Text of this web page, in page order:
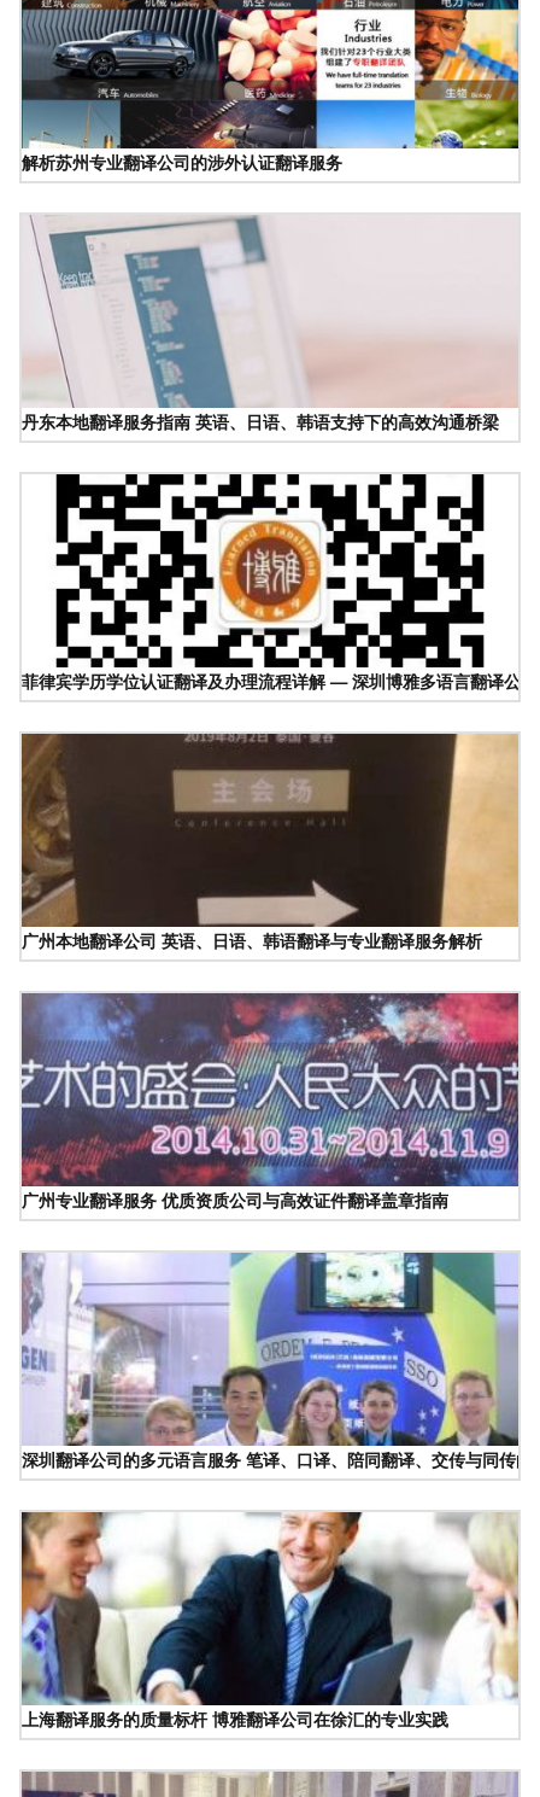
解析苏州专业翻译公司的涉外认证翻译服务
丹东本地翻译服务指南 英语、日语、韩语支持下的高效沟通桥梁
菲律宾学历学位认证翻译及办理流程详解 — 深圳博雅多语言翻译公
广州本地翻译公司 英语、日语、韩语翻译与专业翻译服务解析
广州专业翻译服务 优质资质公司与高效证件翻译盖章指南
深圳翻译公司的多元语言服务 笔译、口译、陪同翻译、交传与同传的
上海翻译服务的质量标杆 博雅翻译公司在徐汇的专业实践